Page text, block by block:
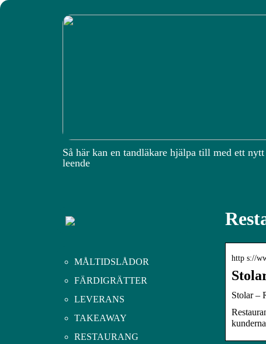
Så här kan en tandläkare hjälpa till med ett nytt
leende
http s://
Stolar –
MÅLTIDSLÅDOR
FÄRDIGRÄTTER
LEVERANS
TAKEAWAY
RESTAURANG